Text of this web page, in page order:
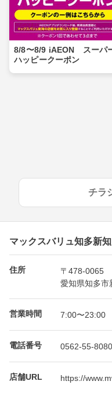
8/8〜8/9 iAEON スーパ
ハッピークーポン
チラ
マックスバリュ知多新
住所
〒478-0065
愛知県知多市
営業時間 7:00〜23:00
電話番号 0562-55-8080
店舗URL https://